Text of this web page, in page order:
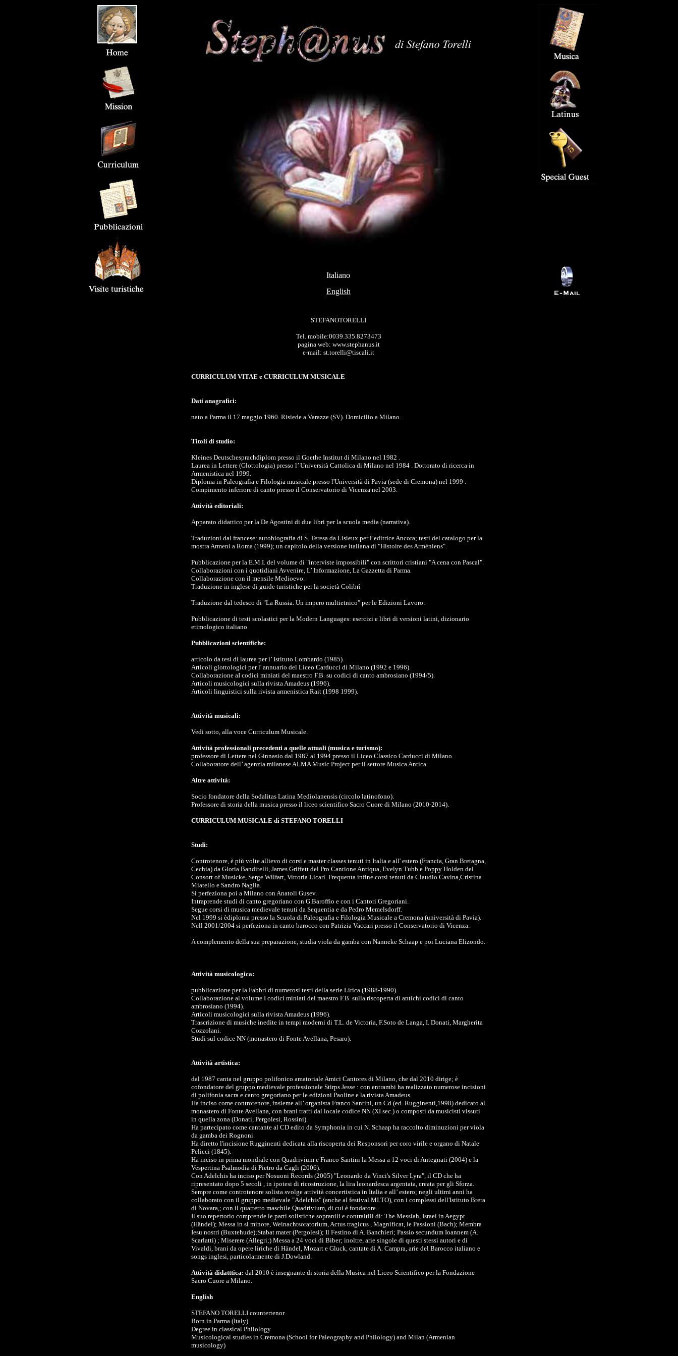
Italiano
English
STEFANOTORELLI
Tel. mobile:0039.335.8273473
pagina web: www.stephanus.it
e-mail: st.torelli@tiscali.it
CURRICULUM VITAE e CURRICULUM MUSICALE
Dati anagrafici:
nato a Parma il 17 maggio 1960. Risiede a Varazze (SV). Domicilio a Milano.
Titoli di studio:
Kleines Deutschesprachdiplom presso il Goethe Institut di Milano nel 1982 .
Laurea in Lettere (Glottologia) presso l’ Università Cattolica di Milano nel 1984 . Dottorato di ricerca in
Armenistica nel 1999.
Diploma in Paleografia e Filologia musicale presso l'Università di Pavia (sede di Cremona) nel 1999 .
Compimento inferiore di canto presso il Conservatorio di Vicenza nel 2003.
Attività editoriali:
Apparato didattico per la De Agostini di due libri per la scuola media (narrativa).
Traduzioni dal francese: autobiografia di S. Teresa da Lisieux per l’editrice Ancora; testi del catalogo per la
mostra Armeni a Roma (1999); un capitolo della versione italiana di "Histoire des Arméniens".
Pubblicazione per la E.M.I. del volume di "interviste impossibili" con scrittori cristiani "A cena con Pascal".
Collaborazioni con i quotidiani Avvenire, L’ Informazione, La Gazzetta di Parma.
Collaborazione con il mensile Medioevo.
Traduzione in inglese di guide turistiche per la società Colibrì
Traduzione dal tedesco di "La Russia. Un impero multietnico" per le Edizioni Lavoro.
Pubblicazione di testi scolastici per la Modern Languages: esercizi e libri di versioni latini, dizionario
etimologico italiano
Pubblicazioni scientifiche:
articolo da tesi di laurea per l’ Istituto Lombardo (1985).
Articoli glottologici per l' annuario del Liceo Carducci di Milano (1992 e 1996).
Collaborazione aI codici miniati del maestro F.B. su codici di canto ambrosiano (1994/5).
Articoli musicologici sulla rivista Amadeus (1996).
Articoli linguistici sulla rivista armenistica Rait (1998 1999).
Attività musicali:
Vedi sotto, alla voce Curriculum Musicale.
Attività professionali precedenti a quelle attuali (musica e turismo):
professore di Lettere nel Ginnasio dal 1987 al 1994 presso il Liceo Classico Carducci di Milano.
Collaboratore dell’ agenzia milanese ALMA Music Project per il settore Musica Antica.
Altre attività:
Socio fondatore della Sodalitas Latina Mediolanensis (circolo latinofono).
Professore di storia della musica presso il liceo scientifico Sacro Cuore di Milano (2010-2014).
CURRICULUM MUSICALE di STEFANO TORELLI
Studi:
Controtenore, è più volte allievo di corsi e master classes tenuti in Italia e all' estero (Francia, Gran Bretagna,
Cechia) da Gloria Banditelli, James Griffett del Pro Cantione Antiqua, Evelyn Tubb e Poppy Holden del
Consort of Musicke, Serge Wilfart, Vittoria Licari. Frequenta infine corsi tenuti da Claudio Cavina,Cristina
Miatello e Sandro Naglia.
Si perfeziona poi a Milano con Anatoli Gusev.
Intraprende studi di canto gregoriano con G.Baroffio e con i Cantori Gregoriani.
Segue corsi di musica medievale tenuti da Sequentia e da Pedro Memelsdorff.
Nel 1999 si èdiploma presso la Scuola di Paleografia e Filologia Musicale a Cremona (università di Pavia).
Nell 2001/2004 si perfeziona in canto barocco con Patrizia Vaccari presso il Conservatorio di Vicenza.
A complemento della sua preparazione, studia viola da gamba con Nanneke Schaap e poi Luciana Elizondo.
Attività musicologica:
pubblicazione per la Fabbri di numerosi testi della serie Lirica.(1988-1990).
Collaborazione al volume I codici miniati del maestro F.B. sulla riscoperta di antichi codici di canto
ambrosiano (1994).
Articoli musicologici sulla rivista Amadeus (1996).
Trascrizione di musiche inedite in tempi moderni di T.L. de Victoria, F.Soto de Langa, I. Donati, Margherita
Cozzolani.
Studi sul codice NN (monastero di Fonte Avellana, Pesaro).
Attività artistica:
dal 1987 canta nel gruppo polifonico amatoriale Amici Cantores di Milano, che dal 2010 dirige; è
cofondatore del gruppo medievale professionale Stirps Jesse : con entrambi ha realizzato numerose incisioni
di polifonia sacra e canto gregoriano per le edizioni Paoline e la rivista Amadeus.
Ha inciso come controtenore, insieme all’ organista Franco Santini, un Cd (ed. Rugginenti,1998) dedicato al
monastero di Fonte Avellana, con brani tratti dal locale codice NN (XI sec.) o composti da musicisti vissuti
in quella zona (Donati, Pergolesi, Rossini).
Ha partecipato come cantante al CD edito da Symphonia in cui N. Schaap ha raccolto diminuzioni per viola
da gamba dei Rognoni.
Ha diretto l'incisione Rugginenti dedicata alla riscoperta dei Responsori per coro virile e organo di Natale
Pelicci (1845).
Ha inciso in prima mondiale con Quadrivium e Franco Santini la Messa a 12 voci di Antegnati (2004) e la
Vespertina Psalmodia di Pietro da Cagli (2006).
Con Adelchis ha inciso per Nosuoni Records (2005) "Leonardo da Vinci's Silver Lyra", il CD che ha
ripresentato dopo 5 secoli , in ipotesi di ricostruzione, la lira leonardesca argentata, creata per gli Sforza.
Sempre come controtenore solista svolge attività concertistica in Italia e all’ estero; negli ultimi anni ha
collaborato con il gruppo medievale "Adelchis" (anche al festival MI.TO), con i complessi dell'Istituto Brera
di Novara,; con il quartetto maschile Quadrivium, di cui è fondatore.
Il suo repertorio comprende le parti solistiche sopranili e contraltili di: The Messiah, Israel in Aegypt
(Händel); Messa in si minore, Weinachtsoratorium, Actus tragicus , Magnificat, le Passioni (Bach); Membra
Iesu nostri (Buxtehude);Stabat mater (Pergolesi); Il Festino di A. Banchieri; Passio secundum Ioannem (A.
Scarlatti) ; Miserere (Allegri;) Messa a 24 voci di Biber; inoltre, arie singole di questi stessi autori e di
Vivaldi, brani da opere liriche di Händel, Mozart e Gluck, cantate di A. Campra, arie del Barocco italiano e
songs inglesi, particolarmente di J.Dowland.
Attività didatttica: dal 2010 è insegnante di storia della Musica nel Liceo Scientifico per la Fondazione
Sacro Cuore a Milano.
English
STEFANO TORELLI countertenor
Born in Parma (Italy)
Degree in classical Philology
Musicological studies in Cremona (School for Paleography and Philology) and Milan (Armenian
musicology)